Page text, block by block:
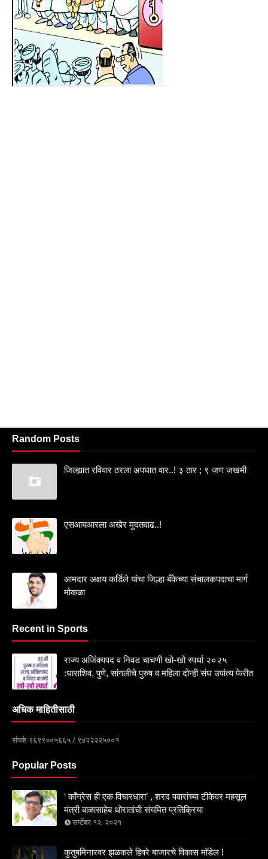
Random Posts
जिल्ह्यात रविवार ठरला अपघात वार..! ३ ठार ; ९ जण जखमी
एसआयआरला अखेर मुदतवाढ..!
आमदार अक्षय कर्डिले यांचा जिल्हा बँकेच्या संचालकपदाचा मार्ग
मोकळा
Recent in Sports
राज्य अजिंक्यपद व निवड चाचणी खो-खो स्पर्धा २०२५
:धाराशिव, पुणे, सांगलीचे पुरुष व महिला दोन्ही संघ उपांत्य फेरीत
अधिक माहितीसाठी
संपर्क ९६९९००५६६५ / ९४२२२२५००१
Popular Posts
‘ काँग्रेस ही एक विचारधारा’ , शरद पवारांच्या टीकेवर महसूल
मंत्री बाळासाहेब थोरातांची संयमित प्रतिक्रिया
सप्टेंबर १२, २०२१
कुतुबमिनारवर झळकले हिवरे बाजारचे विकास मॉडेल !